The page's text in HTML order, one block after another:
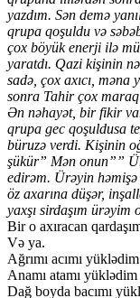
yazdım. Sən demə
qrupa qoşuldu və
çox böyük enerji ilə
yaratdı. Qazi kişinin
sadə, çox axıcı,
sonra Tahir çox
Ən nəhayət, bir fikir
qrupa gec qoşuldusa
büruzə verdi. Kişinin
şükür” Mən onun””
edirəm. Ürəyin həmişə
öz axarına düşər,
yaxşı sirdaşım
Bir o axıracan
Və ya.
Ağrımı acımı
Anamı atamı yüklədim
Dağ boyda bacımı